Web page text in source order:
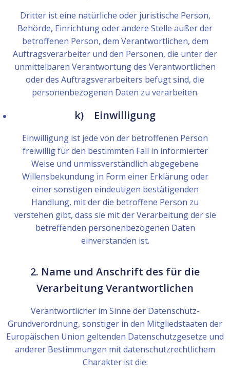
Dritter ist eine natürliche oder juristische Person,
Behörde, Einrichtung oder andere Stelle außer der
betroffenen Person, dem Verantwortlichen, dem
Auftragsverarbeiter und den Personen, die unter der
unmittelbaren Verantwortung des Verantwortlichen
oder des Auftragsverarbeiters befugt sind, die
personenbezogenen Daten zu verarbeiten.
k) Einwilligung
Einwilligung ist jede von der betroffenen Person
freiwillig für den bestimmten Fall in informierter
Weise und unmissverständlich abgegebene
Willensbekundung in Form einer Erklärung oder
einer sonstigen eindeutigen bestätigenden
Handlung, mit der die betroffene Person zu
verstehen gibt, dass sie mit der Verarbeitung der sie
betreffenden personenbezogenen Daten
einverstanden ist.
2. Name und Anschrift des für die
Verarbeitung Verantwortlichen
Verantwortlicher im Sinne der Datenschutz-
Grundverordnung, sonstiger in den Mitgliedstaaten der
Europäischen Union geltenden Datenschutzgesetze und
anderer Bestimmungen mit datenschutzrechtlichem
Charakter ist die: